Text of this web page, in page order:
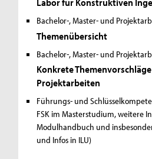
Bachelor-, Master- und
Themenübersicht
Bachelor-, Master- und
Konkrete
Projektarbeiten
Führungs- und
FSK im Masterstudium, weitere
Modulhandbuch und
und Infos in ILU)